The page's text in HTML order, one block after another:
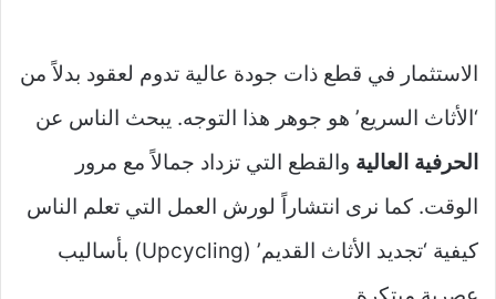
الاستثمار في قطع ذات جودة عالية تدوم لعقود بدلاً من
‘الأثاث السريع’ هو جوهر هذا التوجه. يبحث الناس عن
الحرفية العالية والقطع التي تزداد جمالاً مع مرور
الوقت. كما نرى انتشاراً لورش العمل التي تعلم الناس
كيفية ‘تجديد الأثاث القديم’ (Upcycling) بأساليب